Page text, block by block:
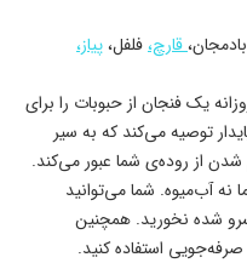
قارچ،فلفل،پیاز،
یک فنجان از حبوبات را برای
توصیه می‌کند که به سیر
از روده‌ی شما عبور می‌کند.
نه آب‌میوه. شما می‌توانید
شده نخورید. همچنین
استفاده کنید.